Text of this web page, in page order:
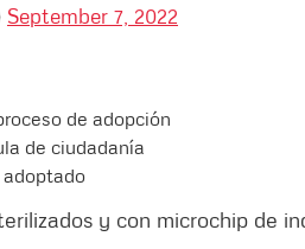
September 7, 2022
de adopción
de ciudadanía
y con microchip de